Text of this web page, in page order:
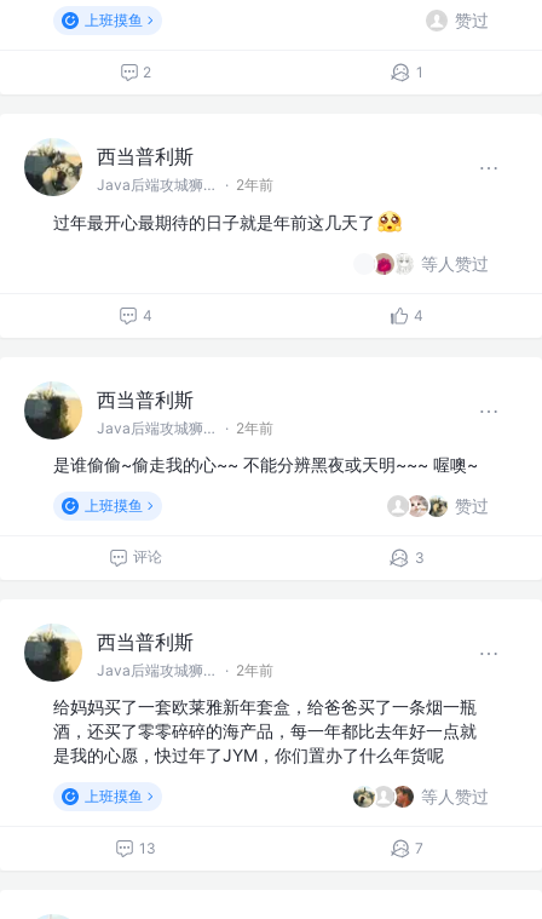
上班摸鱼 赞过
2 1
西当普利斯
Java后端攻城狮 @阿巴巴巴 · 2年前
过年最开心最期待的日子就是年前这几天了
等人赞过
4 4
西当普利斯
Java后端攻城狮 @阿巴巴巴 · 2年前
是谁偷偷~偷走我的心~~ 不能分辨黑夜或天明~~~ 喔噢~
上班摸鱼 赞过
评论 3
西当普利斯
Java后端攻城狮 @阿巴巴巴 · 2年前
给妈妈买了一套欧莱雅新年套盒，给爸爸买了一条烟一瓶
酒，还买了零零碎碎的海产品，每一年都比去年好一点就
是我的心愿，快过年了JYM，你们置办了什么年货呢
上班摸鱼 等人赞过
13 7